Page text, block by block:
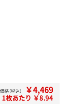
格（税込） ￥4,469
1枚あたり ￥8.94